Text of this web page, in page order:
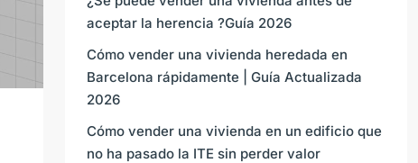
aceptar la herencia ?Guía 2026
Cómo vender una vivienda heredada en
Barcelona rápidamente | Guía Actualizada
2026
Cómo vender una vivienda en un edificio que
no ha pasado la ITE sin perder valor